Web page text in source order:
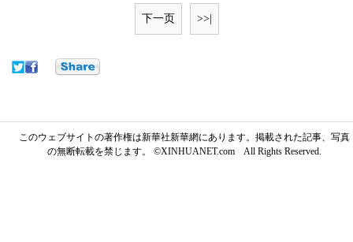
下一页 >>|
このウェブサイトの著作権は新華社新華網にあります。掲載された記事、写真
の無断転載を禁じます。 ©XINHUANET.com All Rights Reserved.